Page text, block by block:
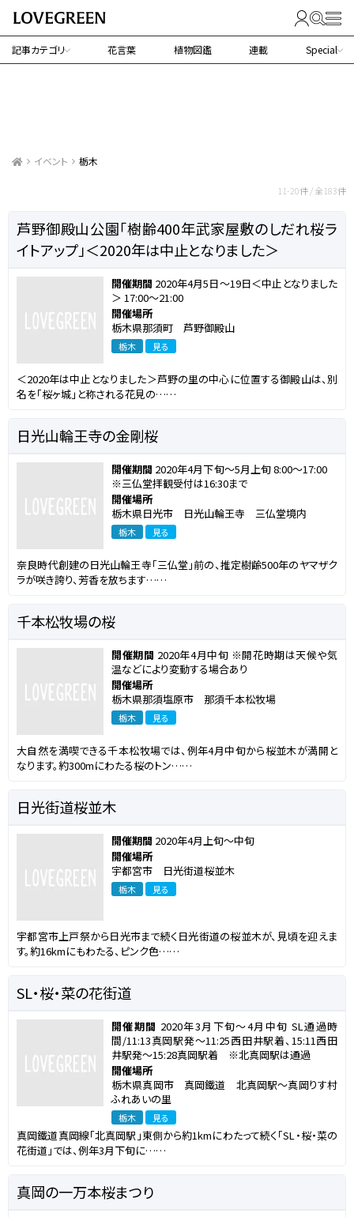
記事カテゴリ 花言葉 植物図鑑 連載 Special
イベント 栃木
11-20件 / 全183件
芦野御殿山公園「樹齢400年武家屋敷のしだれ桜ラ
イトアップ」＜2020年は中止となりました＞
開催期間 2020年4月5日～19日＜中止となりました
＞ 17:00～21:00
開催場所
栃木県那須町 芦野御殿山
栃木 見る
＜2020年は中止となりました＞芦野の里の中心に位置する御殿山は、別
名を「桜ヶ城」と称される花見の……
日光山輪王寺の金剛桜
開催期間 2020年4月下旬～5月上旬 8:00～17:00
※三仏堂拝観受付は16:30まで
開催場所
栃木県日光市 日光山輪王寺 三仏堂境内
栃木 見る
奈良時代創建の日光山輪王寺「三仏堂」前の、推定樹齢500年のヤマザク
ラが咲き誇り、芳香を放ちます……
千本松牧場の桜
開催期間 2020年4月中旬 ※開花時期は天候や気
温などにより変動する場合あり
開催場所
栃木県那須塩原市 那須千本松牧場
栃木 見る
大自然を満喫できる千本松牧場では、例年4月中旬から桜並木が満開と
なります。約300mにわたる桜のトン……
日光街道桜並木
開催期間 2020年4月上旬～中旬
開催場所
宇都宮市 日光街道桜並木
栃木 見る
宇都宮市上戸祭から日光市まで続く日光街道の桜並木が、見頃を迎えま
す。約16kmにもわたる、ピンク色……
SL・桜・菜の花街道
開催期間 2020年3月下旬～4月中旬 SL通過時
間/11:13真岡駅発～11:25西田井駅着、15:11西田
井駅発～15:28真岡駅着 ※北真岡駅は通過
開催場所
栃木県真岡市 真岡鐵道 北真岡駅～真岡りす村
ふれあいの里
栃木 見る
真岡鐵道真岡線「北真岡駅」東側から約1kmにわたって続く「SL・桜・菜の
花街道」では、例年3月下旬に……
真岡の一万本桜まつり